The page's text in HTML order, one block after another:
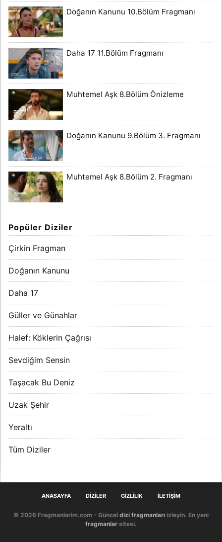
Doğanın Kanunu 10.Bölüm Fragmanı
Daha 17 11.Bölüm Fragmanı
Muhtemel Aşk 8.Bölüm Önizleme
Doğanın Kanunu 9.Bölüm 3. Fragmanı
Muhtemel Aşk 8.Bölüm 2. Fragmanı
Popüler Diziler
Çirkin Fragman
Doğanın Kanunu
Daha 17
Güller ve Günahlar
Halef: Köklerin Çağrısı
Sevdiğim Sensin
Taşacak Bu Deniz
Uzak Şehir
Yeraltı
Tüm Diziler
ANASAYFA DIZILER GIZLILIK İLETIŞIM
© 2026 Fragmanlarim.com - Güncel dizi fragmanları izleyin. En yeni
fragmanlar sitesi.